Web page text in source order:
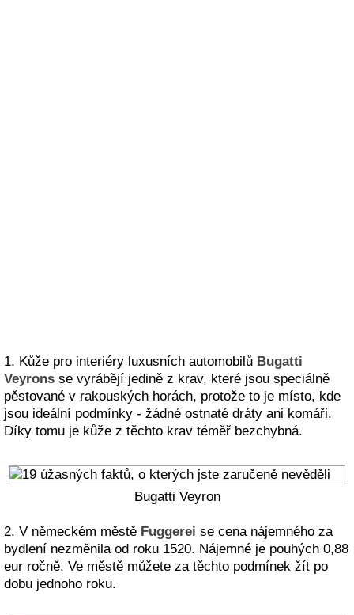
1. Kůže pro interiéry luxusních automobilů Bugatti
Veyrons se vyrábějí jedině z krav, které jsou speciálně
pěstované v rakouských horách, protože to je místo, kde
jsou ideální podmínky - žádné ostnaté dráty ani komáři.
Díky tomu je kůže z těchto krav téměř bezchybná.
Bugatti Veyron
2. V německém městě Fuggerei se cena nájemného za
bydlení nezměnila od roku 1520. Nájemné je pouhých 0,88
eur ročně. Ve městě můžete za těchto podmínek žít po
dobu jednoho roku.